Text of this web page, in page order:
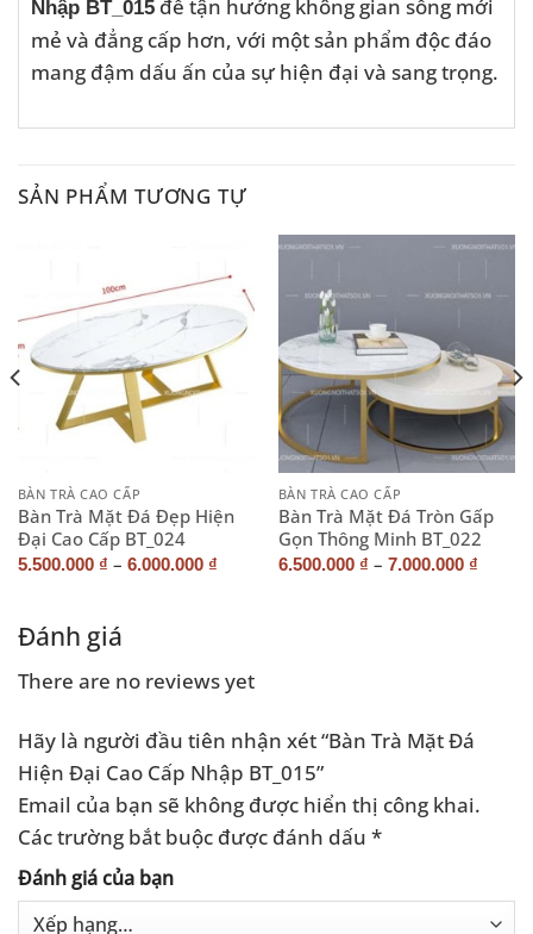
Nhập BT_015 để tận hưởng không gian sống mới
mẻ và đẳng cấp hơn, với một sản phẩm độc đáo
mang đậm dấu ấn của sự hiện đại và sang trọng.
SẢN PHẨM TƯƠNG TỰ
BÀN TRÀ CAO CẤP
Bàn Trà Mặt Đá Đẹp Hiện
Đại Cao Cấp BT_024
5.500.000 ₫ – 6.000.000 ₫
BÀN TRÀ CAO CẤP
Bàn Trà Mặt Đá Tròn Gấp
Gọn Thông Minh BT_022
6.500.000 ₫ – 7.000.000 ₫
Đánh giá
There are no reviews yet
Hãy là người đầu tiên nhận xét “Bàn Trà Mặt Đá
Hiện Đại Cao Cấp Nhập BT_015”
Email của bạn sẽ không được hiển thị công khai.
Các trường bắt buộc được đánh dấu *
Đánh giá của bạn